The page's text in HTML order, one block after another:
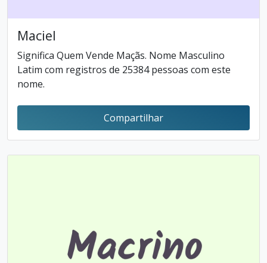
Maciel
Significa Quem Vende Maçãs. Nome Masculino
Latim com registros de 25384 pessoas com este
nome.
Compartilhar